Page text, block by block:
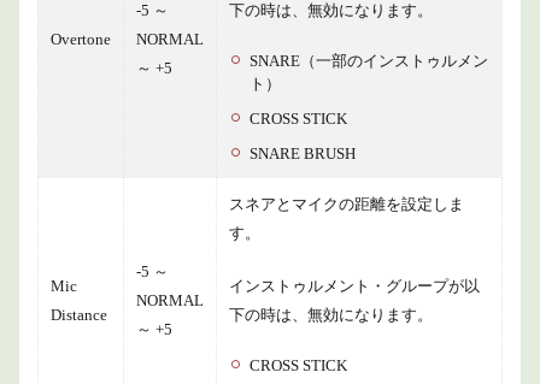
Overtone
-5 ～
NORMAL
～ +5
下の時は、無効になります。
SNARE（一部のインストゥルメン
ト）
CROSS STICK
SNARE BRUSH
Mic
Distance
-5 ～
NORMAL
～ +5
スネアとマイクの距離を設定しま
す。
インストゥルメント・グループが以
下の時は、無効になります。
CROSS STICK